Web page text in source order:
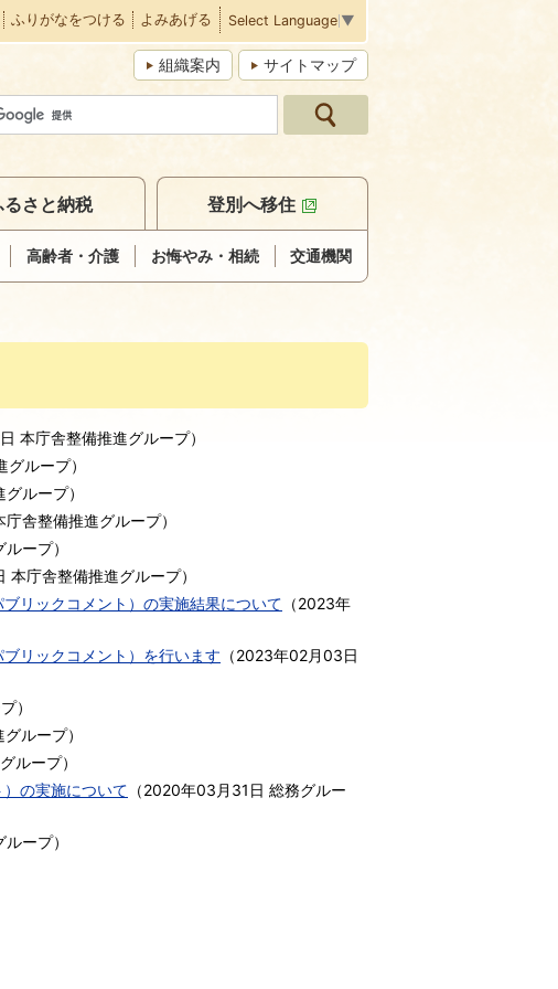
ふりがなをつける よみあげる Select Language ▼
組織案内 サイトマップ
高齢者・介護 お悔やみ・相続 交通機関
るさと納税 登別へ移住
本庁舎整備推進グループ）
グループ）
グループ）
庁舎整備推進グループ）
ループ）
本庁舎整備推進グループ）
リックコメント）の実施結果について （2023年
リックコメント）を行います （2023年02月03日
）
グループ）
ループ）
の実施について （2020年03月31日 総務グルー
ループ）